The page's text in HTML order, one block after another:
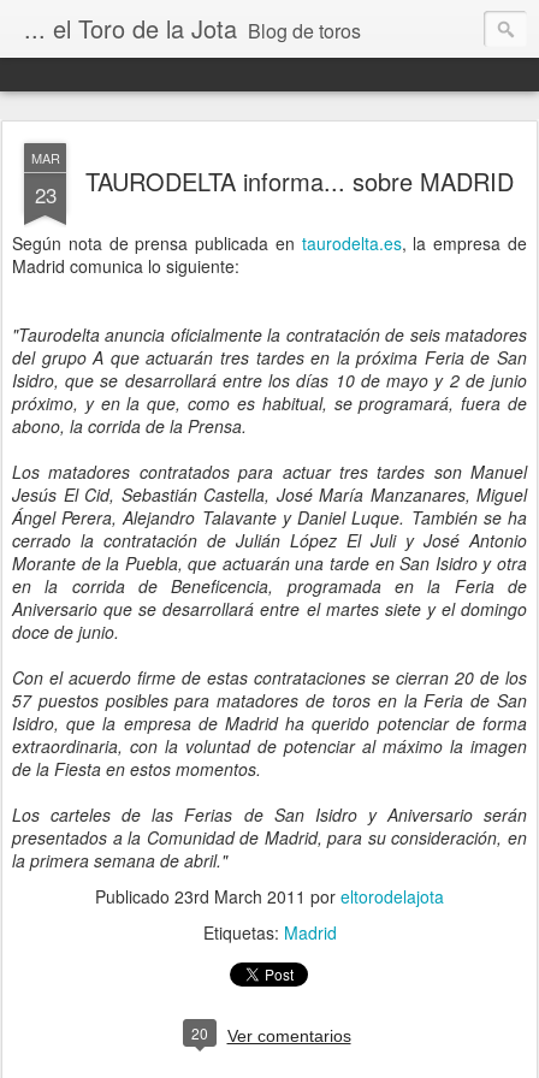
... el Toro de la Jota Blog de toros
MAR
23 TAURODELTA informa... sobre MADRID
Según nota de prensa publicada en taurodelta.es, la empresa de
Madrid comunica lo siguiente:
"Taurodelta anuncia oficialmente la contratación de seis matadores
del grupo A que actuarán tres tardes en la próxima Feria de San
Isidro, que se desarrollará entre los días 10 de mayo y 2 de junio
próximo, y en la que, como es habitual, se programará, fuera de
abono, la corrida de la Prensa.
Los matadores contratados para actuar tres tardes son Manuel
Jesús El Cid, Sebastián Castella, José María Manzanares, Miguel
Ángel Perera, Alejandro Talavante y Daniel Luque. También se ha
cerrado la contratación de Julián López El Juli y José Antonio
Morante de la Puebla, que actuarán una tarde en San Isidro y otra
en la corrida de Beneficencia, programada en la Feria de
Aniversario que se desarrollará entre el martes siete y el domingo
doce de junio.
Con el acuerdo firme de estas contrataciones se cierran 20 de los
57 puestos posibles para matadores de toros en la Feria de San
Isidro, que la empresa de Madrid ha querido potenciar de forma
extraordinaria, con la voluntad de potenciar al máximo la imagen
de la Fiesta en estos momentos.
Los carteles de las Ferias de San Isidro y Aniversario serán
presentados a la Comunidad de Madrid, para su consideración, en
la primera semana de abril."
Publicado 23rd March 2011 por eltorodelajota
Etiquetas: Madrid
20 Ver comentarios